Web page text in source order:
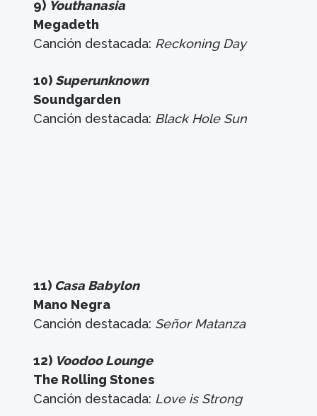
9) Youthanasia
Megadeth
Canción destacada: Reckoning Day
10) Superunknown
Soundgarden
Canción destacada: Black Hole Sun
11) Casa Babylon
Mano Negra
Canción destacada: Señor Matanza
12) Voodoo Lounge
The Rolling Stones
Canción destacada: Love is Strong